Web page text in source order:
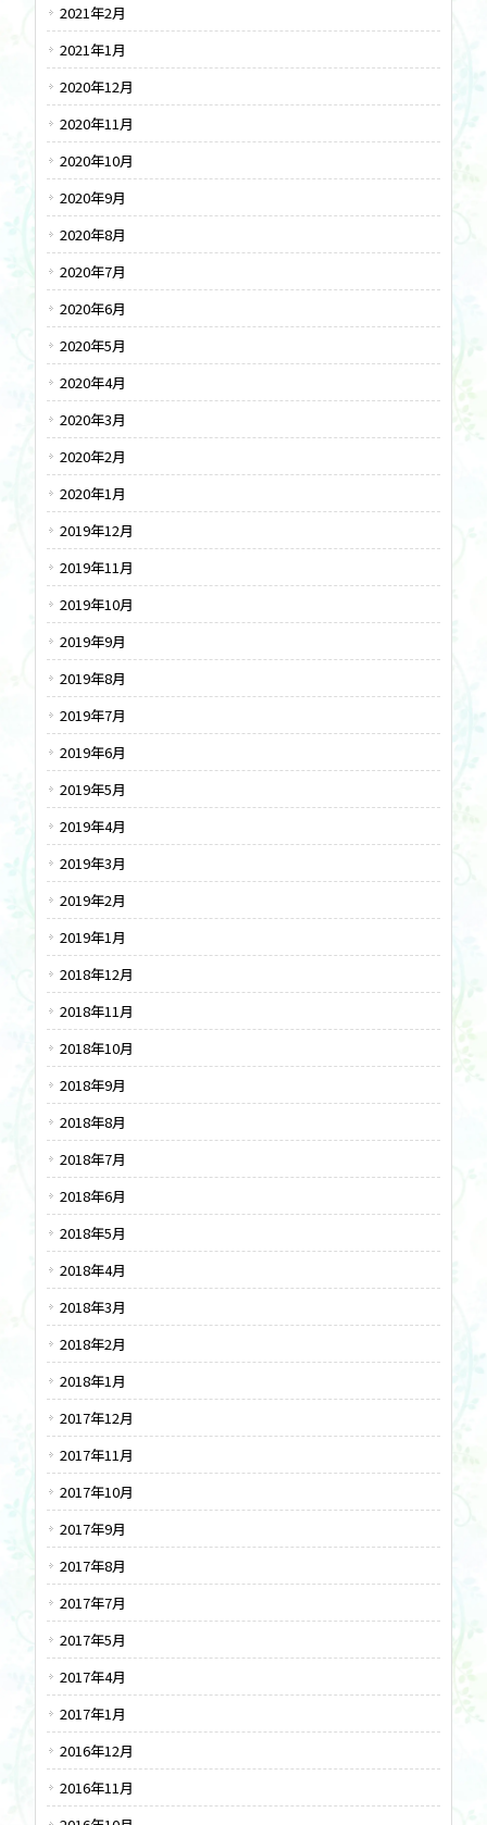
2021年2月
2021年1月
2020年12月
2020年11月
2020年10月
2020年9月
2020年8月
2020年7月
2020年6月
2020年5月
2020年4月
2020年3月
2020年2月
2020年1月
2019年12月
2019年11月
2019年10月
2019年9月
2019年8月
2019年7月
2019年6月
2019年5月
2019年4月
2019年3月
2019年2月
2019年1月
2018年12月
2018年11月
2018年10月
2018年9月
2018年8月
2018年7月
2018年6月
2018年5月
2018年4月
2018年3月
2018年2月
2018年1月
2017年12月
2017年11月
2017年10月
2017年9月
2017年8月
2017年7月
2017年5月
2017年4月
2017年1月
2016年12月
2016年11月